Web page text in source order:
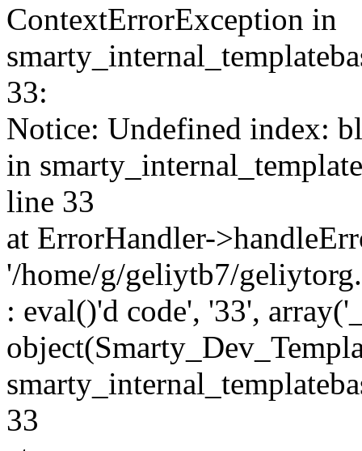
ContextErrorException in
33:
Notice: Undefined index:
in
line 33
at ErrorHandler-
'/home/g/geliytb7/
: eval()'d code', '33',
33